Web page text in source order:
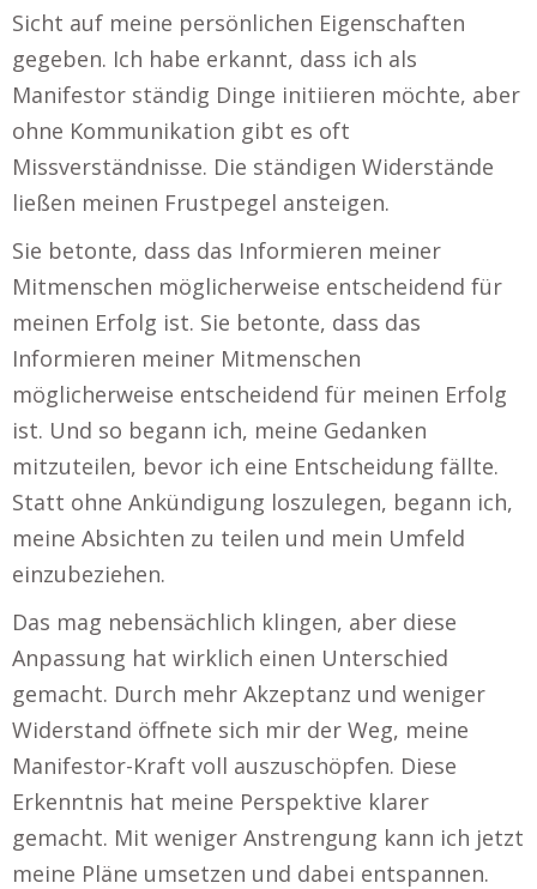
Sicht auf meine persönlichen Eigenschaften
gegeben. Ich habe erkannt, dass ich als
Manifestor ständig Dinge initiieren möchte, aber
ohne Kommunikation gibt es oft
Missverständnisse. Die ständigen Widerstände
ließen meinen Frustpegel ansteigen.
Sie betonte, dass das Informieren meiner
Mitmenschen möglicherweise entscheidend für
meinen Erfolg ist. Sie betonte, dass das
Informieren meiner Mitmenschen
möglicherweise entscheidend für meinen Erfolg
ist. Und so begann ich, meine Gedanken
mitzuteilen, bevor ich eine Entscheidung fällte.
Statt ohne Ankündigung loszulegen, begann ich,
meine Absichten zu teilen und mein Umfeld
einzubeziehen.
Das mag nebensächlich klingen, aber diese
Anpassung hat wirklich einen Unterschied
gemacht. Durch mehr Akzeptanz und weniger
Widerstand öffnete sich mir der Weg, meine
Manifestor-Kraft voll auszuschöpfen. Diese
Erkenntnis hat meine Perspektive klarer
gemacht. Mit weniger Anstrengung kann ich jetzt
meine Pläne umsetzen und dabei entspannen.